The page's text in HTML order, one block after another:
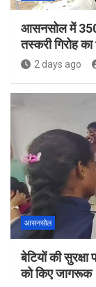
आसनसोल में 350
तस्करी गिरोह
2 days ago
आसनसोल
बेटियों की
को किए जागरूक